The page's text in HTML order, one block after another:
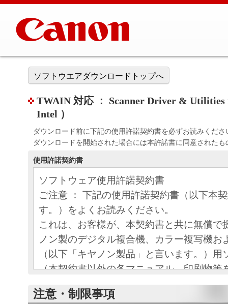
ソフトウエアダウンロードトップへ
TWAIN 対応 ： Scanner Driver & Utilities
Intel ）
ダウンロード前に下記の使用許諾契約書を必ずお読みくださ
ダウンロードを開始された場合には本許諾書に同意された
使用許諾契約書
ソフトウェア使用許諾契約書
ご注意 ： 下記の使用許諾契約書（以下本
す。）をよくお読みください。
これは、お客様が、本契約書と共に無償で
ノン製のデジタル複合機、カラー複写機お
（以下「キヤノン製品」と言います。）用
（本契約書以外の各マニュアル、印刷物等
以下「本ソフトウェア」と言います。）を
めの、お客様とキヤノン株式会社（以下キ
注意・制限事項